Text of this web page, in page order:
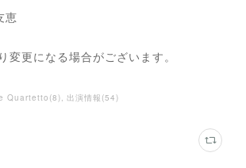
恵
変更になる場合がございます。
Quartetto (8) 出演情報 (54)